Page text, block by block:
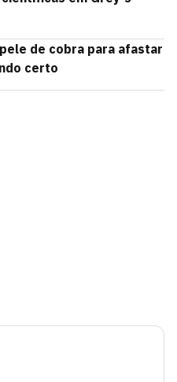
de cobra para afastar
certo